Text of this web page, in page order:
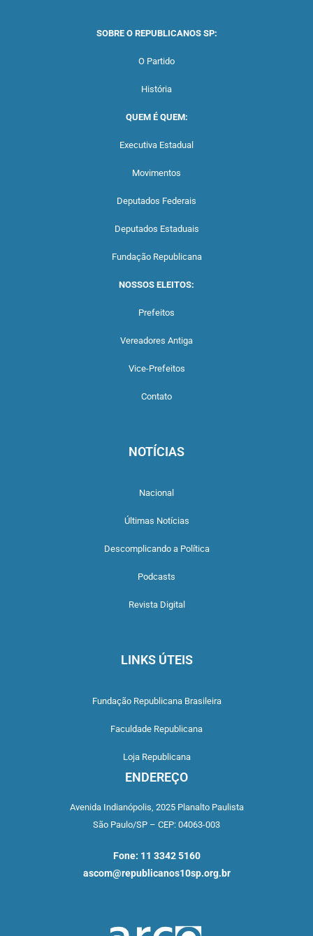
SOBRE O REPUBLICANOS SP:
O Partido
História
QUEM É QUEM:
Executiva Estadual
Movimentos
Deputados Federais
Deputados Estaduais
Fundação Republicana
NOSSOS ELEITOS:
Prefeitos
Vereadores Antiga
Vice-Prefeitos
Contato
NOTÍCIAS
Nacional
Últimas Notícias
Descomplicando a Política
Podcasts
Revista Digital
LINKS ÚTEIS
Fundação Republicana Brasileira
Faculdade Republicana
Loja Republicana
ENDEREÇO
Avenida Indianópolis, 2025 Planalto Paulista
São Paulo/SP – CEP: 04063-003
Fone: 11 3342 5160
ascom@republicanos10sp.org.br